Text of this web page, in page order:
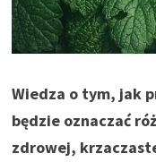
Wiedza o tym, jak
będzie oznaczać
zdrowej,